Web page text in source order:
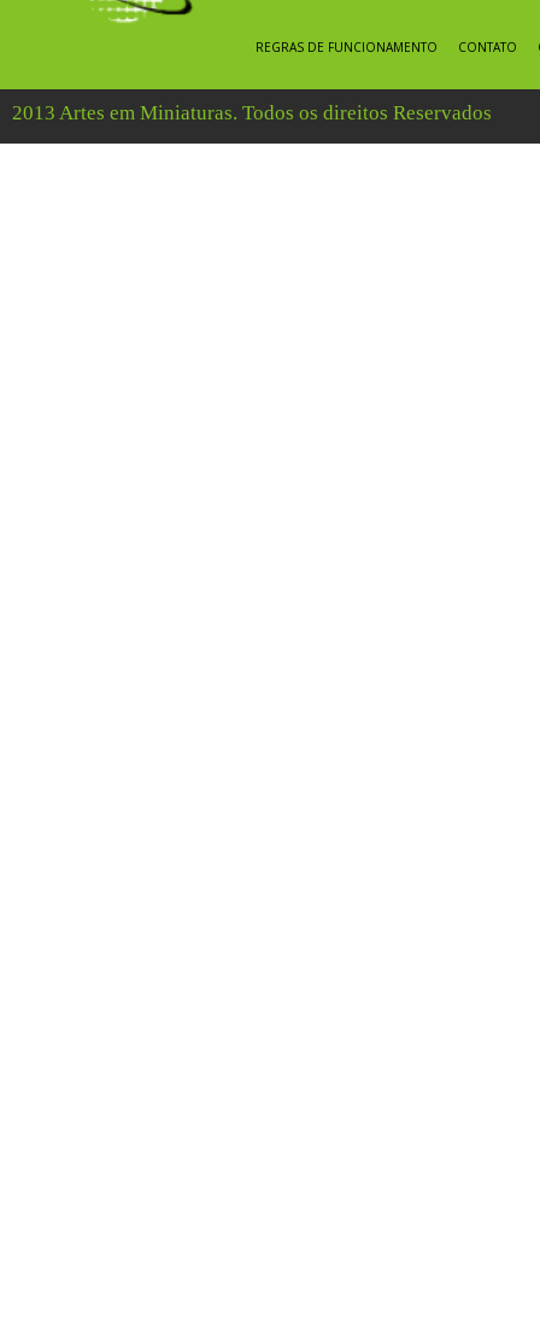
REGRAS DE FUNCIONAMENTO CONTATO
2013 Artes em Miniaturas. Todos os direitos Reservados